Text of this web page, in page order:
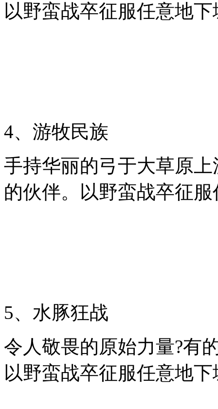
以野蛮战卒征服任意地
4、游牧民族
手持华丽的弓于大草原
的伙伴。以野蛮战卒征
5、水豚狂战
令人敬畏的原始力量?有
以野蛮战卒征服任意地